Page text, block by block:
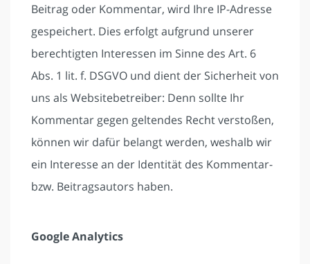
Beitrag oder Kommentar, wird Ihre IP-Adresse
gespeichert. Dies erfolgt aufgrund unserer
berechtigten Interessen im Sinne des Art. 6
Abs. 1 lit. f. DSGVO und dient der Sicherheit von
uns als Websitebetreiber: Denn sollte Ihr
Kommentar gegen geltendes Recht verstoßen,
können wir dafür belangt werden, weshalb wir
ein Interesse an der Identität des Kommentar-
bzw. Beitragsautors haben.
Google Analytics